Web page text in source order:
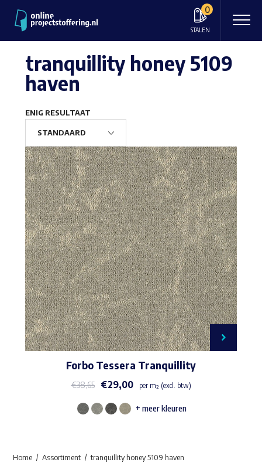
0
STALEN
tranquillity honey 5109
haven
ENIG RESULTAAT
Forbo Tessera Tranquillity
€38,65 €29,00 per m² (excl. btw)
Dit
meerdere
+ meer kleuren
Home Assortiment tranquillity honey 5109 haven